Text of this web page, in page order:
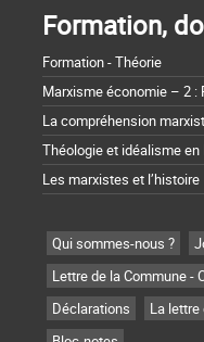
Formation,
Formation - Théorie
Marxisme économie – 2 :
La compréhension
Théologie et idéalisme
Les marxistes et l’histoire
Qui sommes-nous ?
Lettre de la Commune -
Déclarations
La